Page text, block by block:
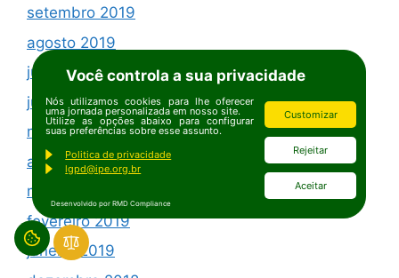
setembro 2019
agosto 2019
julho 2019
junho 2019
maio 2019
abril 2019
março 2019
fevereiro 2019
janeiro 2019
Você controla a sua privacidade
Nós utilizamos cookies para lhe oferecer
uma jornada personalizada em nosso site.
Utilize as opções abaixo para configurar
suas preferências sobre esse assunto.
Politica de privacidade
lgpd@ipe.org.br
Customizar
Rejeitar
Aceitar
Desenvolvido por RMD Compliance